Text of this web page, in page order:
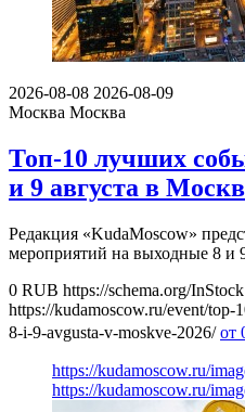
2026-08-08 2026-08-09
Москва Москва
Топ-10 лучших
и 9 августа в
Редакция «KudaMoscow»
мероприятий на выходные 8 и
0 RUB https://schema.org/InStock
https://kudamoscow.ru/event/
8-i-9-avgusta-v-moskve-2026/ от
https://kudamoscow.ru/
https://kudamoscow.ru/